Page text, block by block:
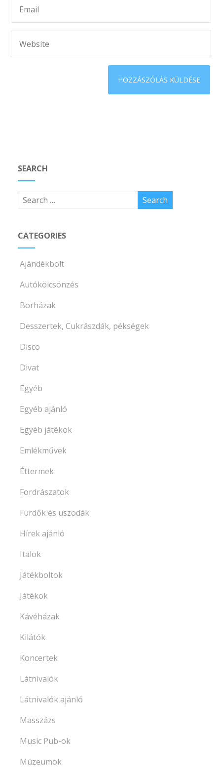
SEARCH
CATEGORIES
Ajándékbolt
Autókölcsönzés
Borházak
Desszertek, Cukrászdák, pékségek
Disco
Divat
Egyéb
Egyéb ajánló
Egyéb játékok
Emlékművek
Éttermek
Fordrászatok
Fürdők és uszodák
Hírek ajánló
Italok
Játékboltok
Játékok
Kávéházak
Kilátók
Koncertek
Látnivalók
Látnivalók ajánló
Masszázs
Music Pub-ok
Múzeumok